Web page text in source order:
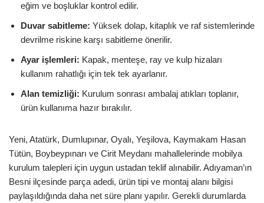
eğim ve boşluklar kontrol edilir.
Duvar sabitleme: Yüksek dolap, kitaplık ve raf sistemlerinde
devrilme riskine karşı sabitleme önerilir.
Ayar işlemleri: Kapak, menteşe, ray ve kulp hizaları
kullanım rahatlığı için tek tek ayarlanır.
Alan temizliği: Kurulum sonrası ambalaj atıkları toplanır,
ürün kullanıma hazır bırakılır.
Yeni, Atatürk, Dumlupınar, Oyalı, Yeşilova, Kaymakam Hasan
Tütün, Boybeypınarı ve Cirit Meydanı mahallelerinde mobilya
kurulum talepleri için uygun ustadan teklif alınabilir. Adıyaman’ın
Besni ilçesinde parça adedi, ürün tipi ve montaj alanı bilgisi
paylaşıldığında daha net süre planı yapılır. Gerekli durumlarda